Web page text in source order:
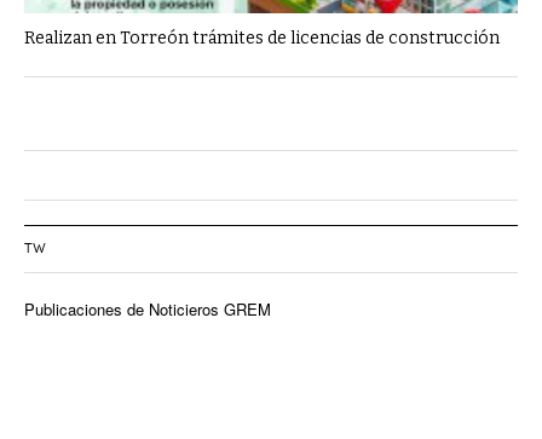
Realizan en Torreón trámites de licencias de construcción
TW
Publicaciones de Noticieros GREM